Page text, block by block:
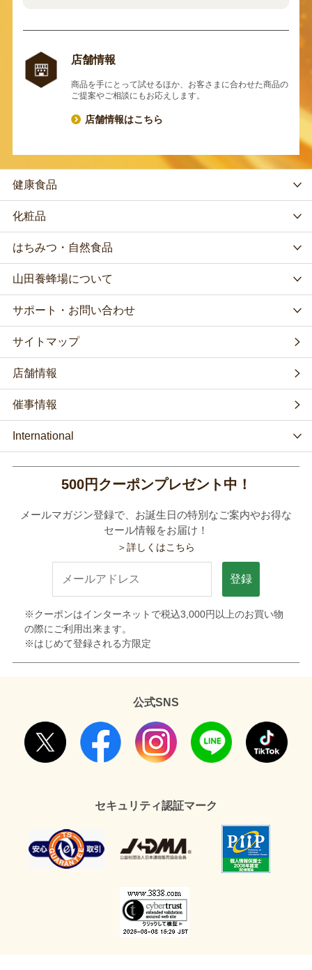
店舗情報
商品を手にとって試せるほか、お客さまに合わせた商品の
ご提案やご相談にもお応えします。
店舗情報はこちら
健康食品
化粧品
はちみつ・自然食品
山田養蜂場について
サポート・お問い合わせ
サイトマップ
店舗情報
催事情報
International
500円クーポンプレゼント中！
メールマガジン登録で、お誕生日の特別なご案内やお得な
セール情報をお届け！
＞詳しくはこちら
登録
※クーポンはインターネットで税込3,000円以上のお買い物
の際にご利用出来ます。
※はじめて登録される方限定
公式SNS
セキュリティ認証マーク